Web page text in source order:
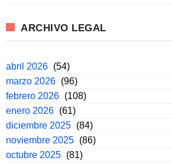
ARCHIVO LEGAL
abril 2026 (54)
marzo 2026 (96)
febrero 2026 (108)
enero 2026 (61)
diciembre 2025 (84)
noviembre 2025 (86)
octubre 2025 (81)